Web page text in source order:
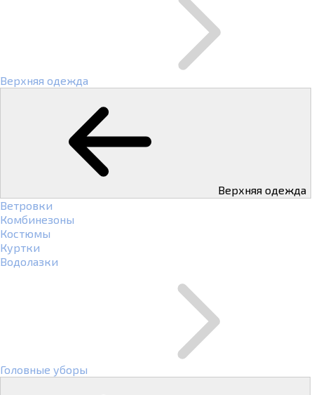
Верхняя одежда
Верхняя одежда
Ветровки
Комбинезоны
Костюмы
Куртки
Водолазки
Головные уборы